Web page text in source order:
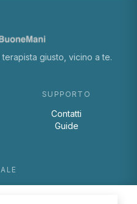
giusto, vicino a te.
SUPPORTO
Contatti
Guide